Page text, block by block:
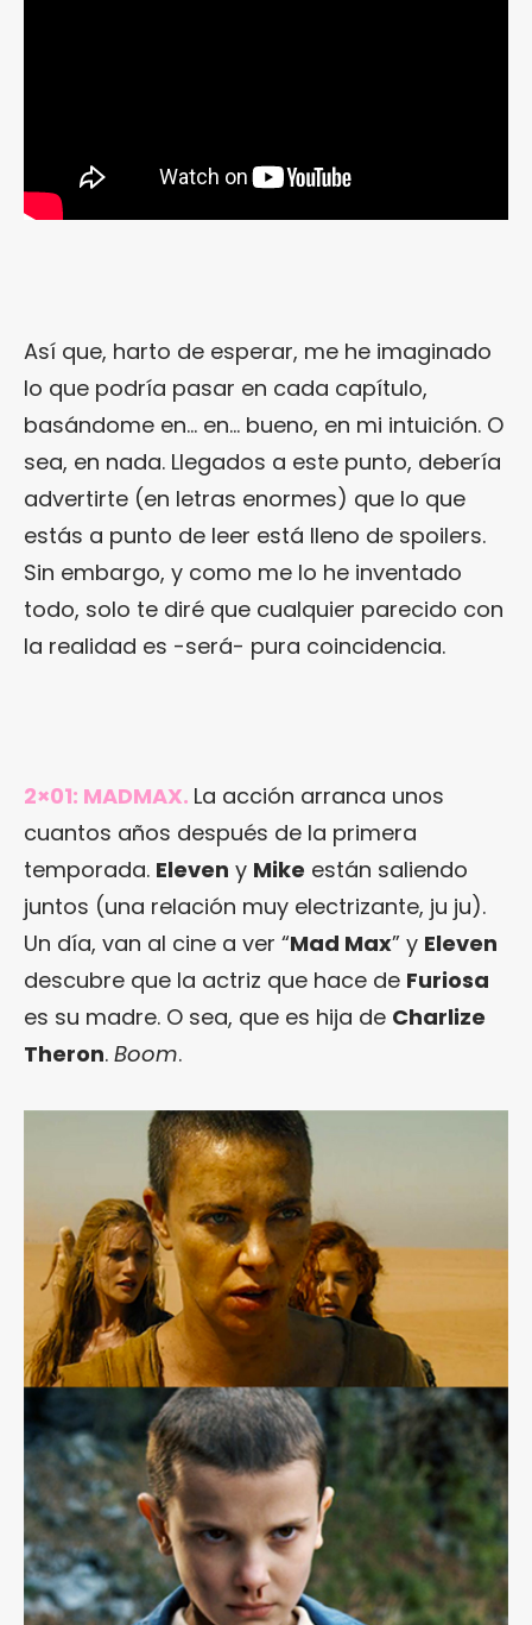
Así que, harto de esperar, me he imaginado
lo que podría pasar en cada capítulo,
basándome en… en… bueno, en mi intuición. O
sea, en nada. Llegados a este punto, debería
advertirte (en letras enormes) que lo que
estás a punto de leer está lleno de spoilers.
Sin embargo, y como me lo he inventado
todo, solo te diré que cualquier parecido con
la realidad es -será- pura coincidencia.
2×01: MADMAX. La acción arranca unos
cuantos años después de la primera
temporada. Eleven y Mike están saliendo
juntos (una relación muy electrizante, ju ju).
Un día, van al cine a ver “Mad Max” y Eleven
descubre que la actriz que hace de Furiosa
es su madre. O sea, que es hija de Charlize
Theron. Boom.